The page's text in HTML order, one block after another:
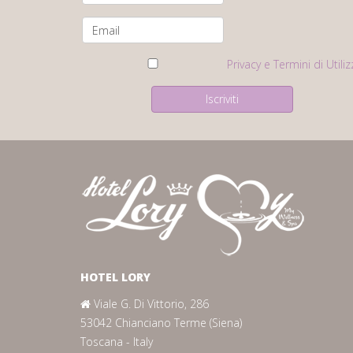
Privacy e Termini di
HOTEL LORY
Viale G. Di Vittorio, 286
53042 Chianciano Terme (Siena)
Toscana - Italy